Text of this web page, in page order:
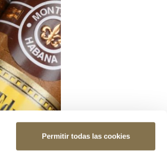
Permitir todas las cookies